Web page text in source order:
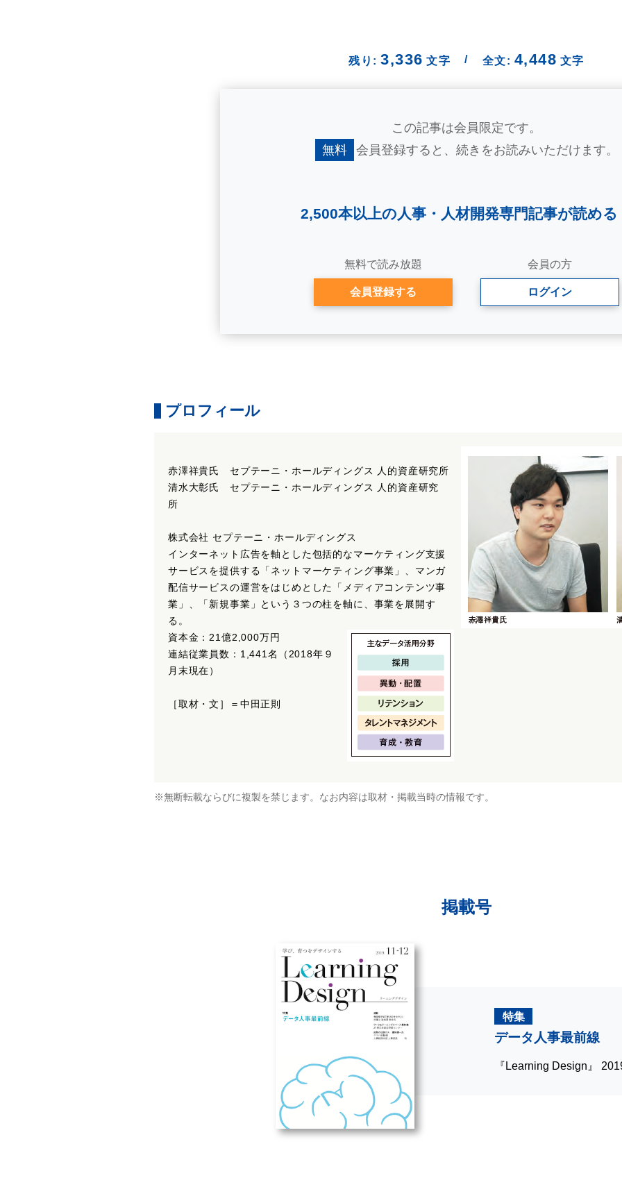
残り: 3,336 文字 / 全文: 4,448 文字
この記事は会員限定です。
無料
会員登録すると、 続きをお読みいただけます。
2,500本以上の人事・ 人材開発専門記事が読める
無料で読み放題
会員登録する
会員の方
ログイン
プロフィール
赤澤祥貴氏 セプテーニ・ホールディングス 人的資産研究所
清水大彰氏 セプテーニ・ホールディングス 人的資産研究
所
株式会社 セプテーニ・ホールディングス
インターネット広告を軸とした包括的なマーケティング支援
サービスを提供する「ネットマーケティング事業」、マンガ
配信サービスの運営をはじめとした「メディアコンテンツ事
業」、「新規事業」という３つの柱を軸に、事業を展開す
る。
資本金：21億2,000万円
連結従業員数：1,441名（2018年９
月末現在）
［取材・文］＝中田正則
※無断転載ならびに複製を禁じます。なお内容は取材・掲載当時の情報です。
掲載号
特集
データ人事最前線
『Learning Design』